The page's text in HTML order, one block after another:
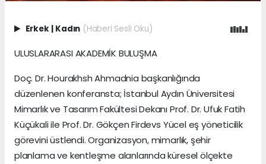
Erkek | Kadın (Haberi Sesli Oku)
ULUSLARARASI AKADEMİK BULUŞMA
Doç. Dr. Hourakhsh Ahmadnia başkanlığında
düzenlenen konferansta; İstanbul Aydın Üniversitesi
Mimarlık ve Tasarım Fakültesi Dekanı Prof. Dr. Ufuk Fatih
Küçükali ile Prof. Dr. Gökçen Firdevs Yücel eş yöneticilik
görevini üstlendi. Organizasyon, mimarlık, şehir
planlama ve kentleşme alanlarında küresel ölçekte